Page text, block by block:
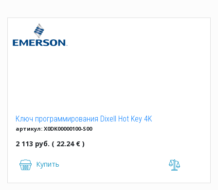
Ключ программирования Dixell Hot Key 4K
артикул: X0DK00000100-S00
2 113 руб. ( 22.24 € )
Купить